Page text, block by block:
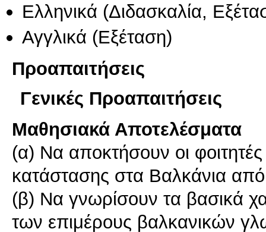
Ελληνικά (Διδασκαλία,
Αγγλικά (Εξέταση)
Προαπαιτήσεις
Γενικές Προαπαιτήσεις
Μαθησιακά Αποτελέσματα
(α) Να αποκτήσουν οι
κατάστασης στα Βαλκάνια
(β) Να γνωρίσουν τα βασικά
των επιμέρους βαλκανικών